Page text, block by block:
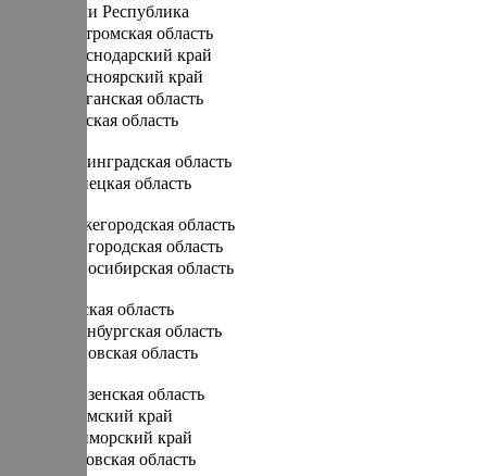
Коми Республика
Костромская область
Краснодарский край
Красноярский край
Курганская область
Курская область
Ленинградская область
Липецкая область
Нижегородская область
Новгородская область
Новосибирская область
Омская область
Оренбургская область
Орловская область
Пензенская область
Пермский край
Приморский край
Псковская область